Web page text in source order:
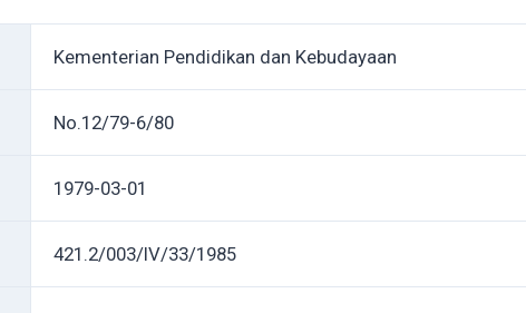
Kementerian Pendidikan dan Kebudayaan
No.12/79-6/80
1979-03-01
421.2/003/IV/33/1985